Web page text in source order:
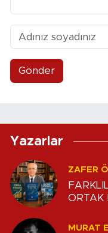
Gönder
Yazarlar
ZAFER
ORTAK
MURAT